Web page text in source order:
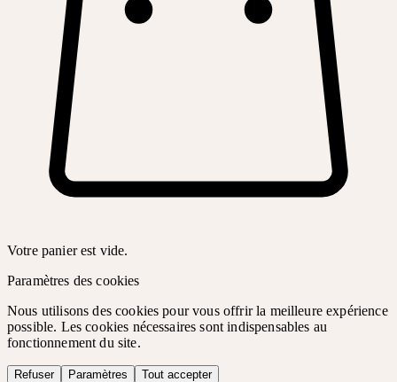
Votre panier est vide.
Paramètres des cookies
Nous utilisons des cookies pour vous offrir la meilleure expérience
possible. Les cookies nécessaires sont indispensables au
fonctionnement du site.
Refuser Paramètres Tout accepter